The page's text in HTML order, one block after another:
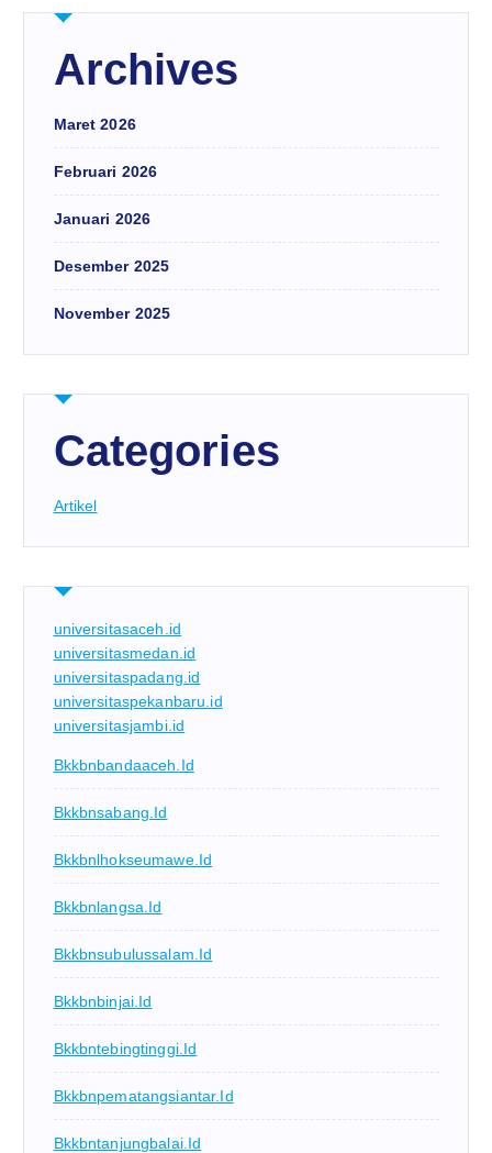
Archives
Maret 2026
Februari 2026
Januari 2026
Desember 2025
November 2025
Categories
Artikel
universitasaceh.id
universitasmedan.id
universitaspadang.id
universitaspekanbaru.id
universitasjambi.id
Bkkbnbandaaceh.id
Bkkbnsabang.id
Bkkbnlhokseumawe.id
Bkkbnlangsa.id
Bkkbnsubulussalam.id
Bkkbnbinjai.id
Bkkbntebingtinggi.id
Bkkbnpematangsiantar.id
Bkkbntanjungbalai.id